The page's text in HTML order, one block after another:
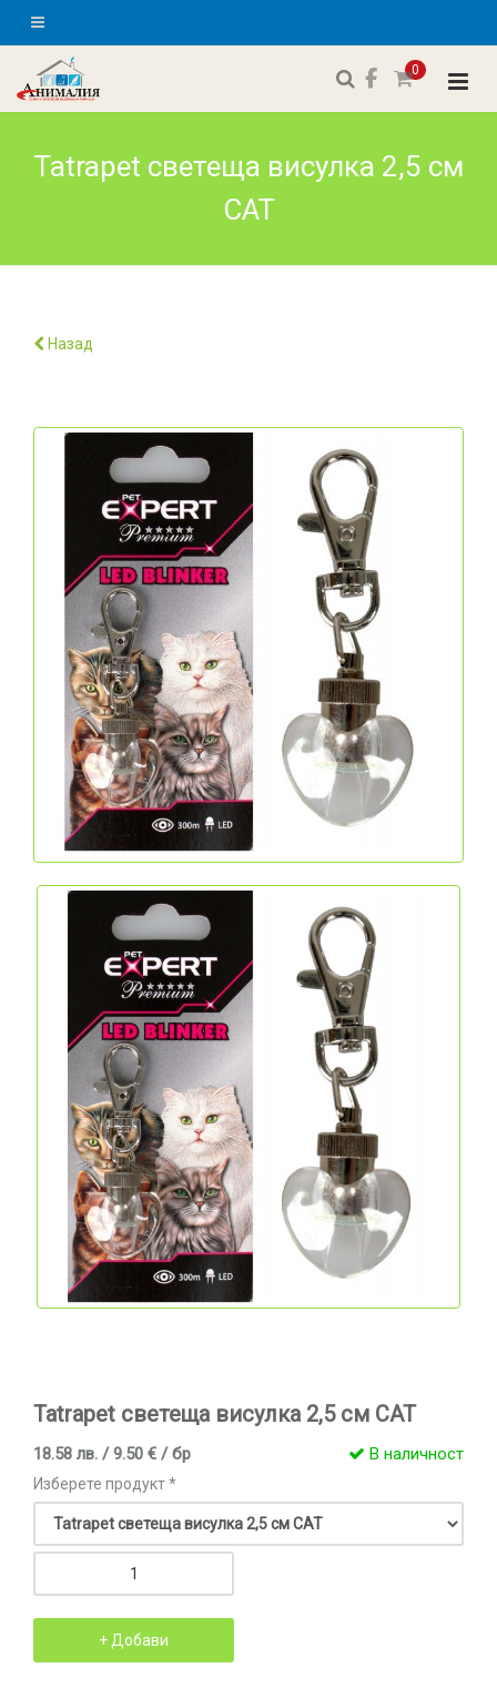
0
Tatrapet светеща висулка 2,5 см
CAT
Назад
Tatrapet светеща висулка 2,5 см CAT
18.58 лв. / 9.50 € / бр В наличност
Изберете продукт *